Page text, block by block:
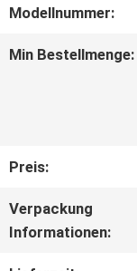
KONTAKT
MIT
Modellnummer:
Min Bestellmenge:
Preis:
Verpackung
Informationen: